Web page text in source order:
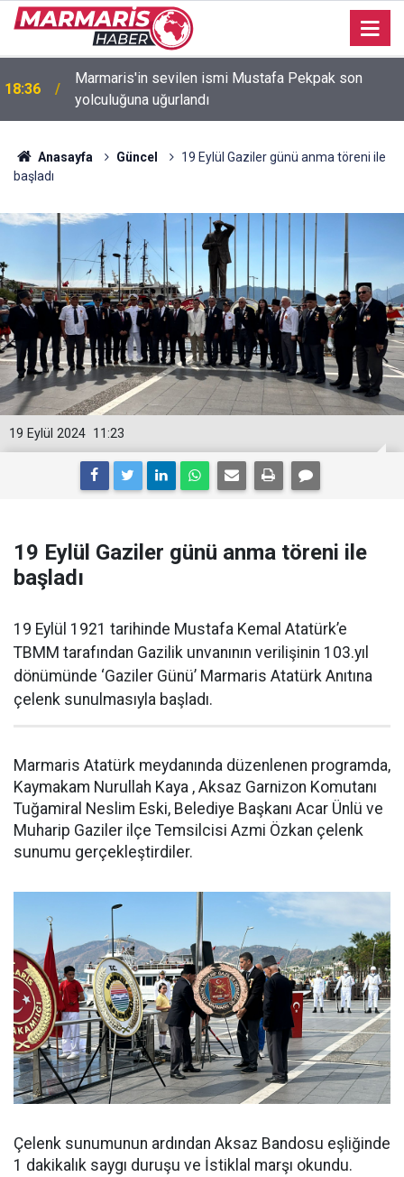
16:35
Bakan Fidan: "Körfez'de devam eden savaş
dikkatimizi Filistin meselesinden ayırmadı"
Anasayfa Güncel
19 Eylül Gaziler günü anma töreni ile
başladı
11:23
19 Eylül 2024
19 Eylül Gaziler günü anma töreni ile
başladı
19 Eylül 1921 tarihinde Mustafa Kemal Atatürk’e
TBMM tarafından Gazilik unvanının verilişinin 103.yıl
dönümünde ‘Gaziler Günü’ Marmaris Atatürk Anıtına
çelenk sunulmasıyla başladı.
Marmaris Atatürk meydanında düzenlenen programda,
Kaymakam Nurullah Kaya , Aksaz Garnizon Komutanı
Tuğamiral Neslim Eski, Belediye Başkanı Acar Ünlü ve
Muharip Gaziler ilçe Temsilcisi Azmi Özkan çelenk
sunumu gerçekleştirdiler.
Çelenk sunumunun ardından Aksaz Bandosu eşliğinde
1 dakikalık saygı duruşu ve İstiklal marşı okundu.